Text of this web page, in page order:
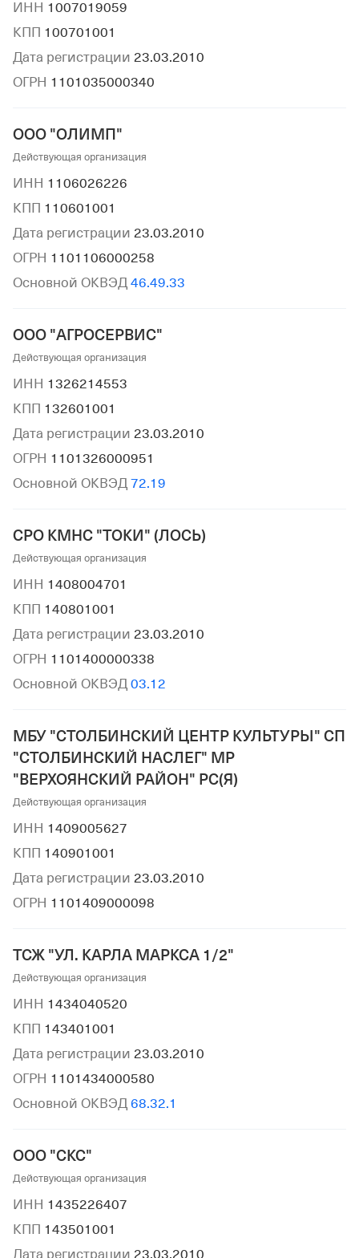
ИНН 1007019059
КПП 100701001
Дата регистрации 23.03.2010
ОГРН 1101035000340
ООО "ОЛИМП"
Действующая организация
ИНН 1106026226
КПП 110601001
Дата регистрации 23.03.2010
ОГРН 1101106000258
Основной ОКВЭД 46.49.33
ООО "АГРОСЕРВИС"
Действующая организация
ИНН 1326214553
КПП 132601001
Дата регистрации 23.03.2010
ОГРН 1101326000951
Основной ОКВЭД 72.19
СРО КМНС "ТОКИ" (ЛОСЬ)
Действующая организация
ИНН 1408004701
КПП 140801001
Дата регистрации 23.03.2010
ОГРН 1101400000338
Основной ОКВЭД 03.12
МБУ "СТОЛБИНСКИЙ ЦЕНТР КУЛЬТУРЫ" СП
"СТОЛБИНСКИЙ НАСЛЕГ" МР
"ВЕРХОЯНСКИЙ РАЙОН" РС(Я)
Действующая организация
ИНН 1409005627
КПП 140901001
Дата регистрации 23.03.2010
ОГРН 1101409000098
ТСЖ "УЛ. КАРЛА МАРКСА 1/2"
Действующая организация
ИНН 1434040520
КПП 143401001
Дата регистрации 23.03.2010
ОГРН 1101434000580
Основной ОКВЭД 68.32.1
ООО "СКС"
Действующая организация
ИНН 1435226407
КПП 143501001
Дата регистрации 23.03.2010